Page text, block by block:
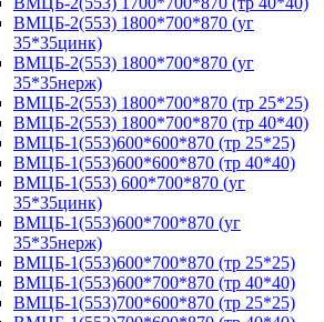
ВМЦБ-2(553) 1800*700*870 (уг
35*35цинк)
ВМЦБ-2(553) 1800*700*870 (уг
35*35нерж)
ВМЦБ-2(553) 1800*700*870 (тр 25*25)
ВМЦБ-2(553) 1800*700*870 (тр 40*40)
ВМЦБ-1(553)600*600*870 (тр 25*25)
ВМЦБ-1(553)600*600*870 (тр 40*40)
ВМЦБ-1(553) 600*700*870 (уг
35*35цинк)
ВМЦБ-1(553)600*700*870 (уг
35*35нерж)
ВМЦБ-1(553)600*700*870 (тр 25*25)
ВМЦБ-1(553)600*700*870 (тр 40*40)
ВМЦБ-1(553)700*600*870 (тр 25*25)